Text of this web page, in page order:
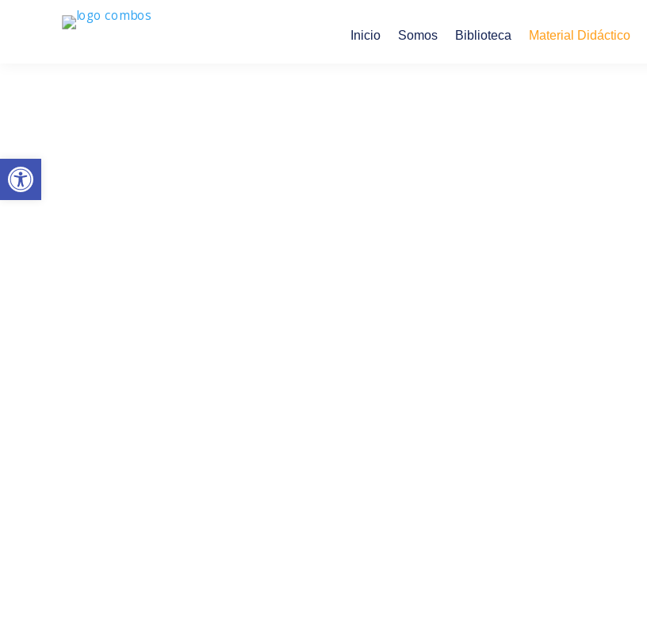
Inicio Somos Biblioteca Material Didáctico
Abrir barra de herramientas